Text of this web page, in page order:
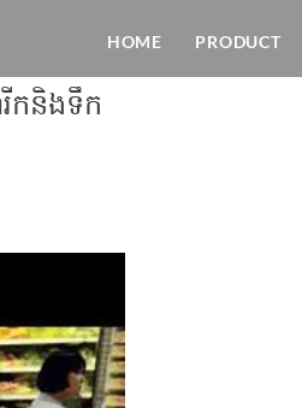
HOME PRODUCT
រីក​និង​ទឹក​